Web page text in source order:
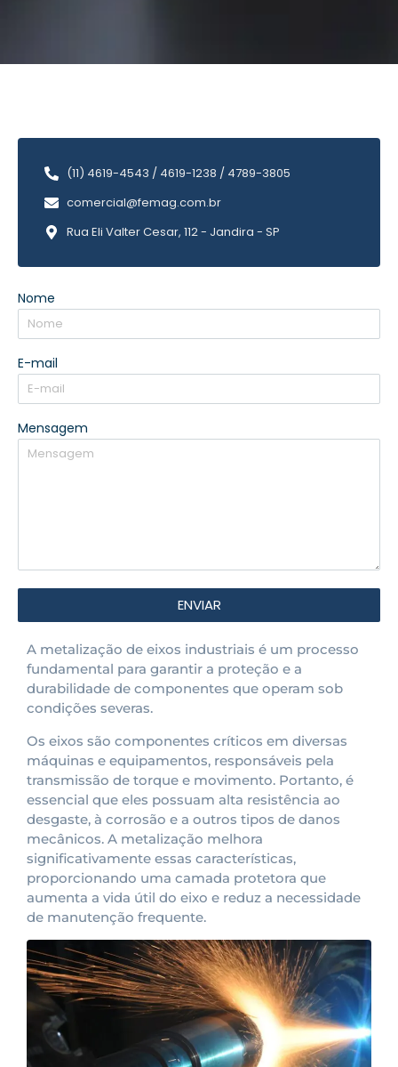
(11) 4619-4543 / 4619-1238 / 4789-3805
comercial@femag.com.br
Rua Eli Valter Cesar, 112 - Jandira - SP
Nome
E-mail
Mensagem
ENVIAR
A metalização de eixos industriais é um processo
fundamental para garantir a proteção e a
durabilidade de componentes que operam sob
condições severas.
Os eixos são componentes críticos em diversas
máquinas e equipamentos, responsáveis pela
transmissão de torque e movimento. Portanto, é
essencial que eles possuam alta resistência ao
desgaste, à corrosão e a outros tipos de danos
mecânicos. A metalização melhora
significativamente essas características,
proporcionando uma camada protetora que
aumenta a vida útil do eixo e reduz a necessidade
de manutenção frequente.